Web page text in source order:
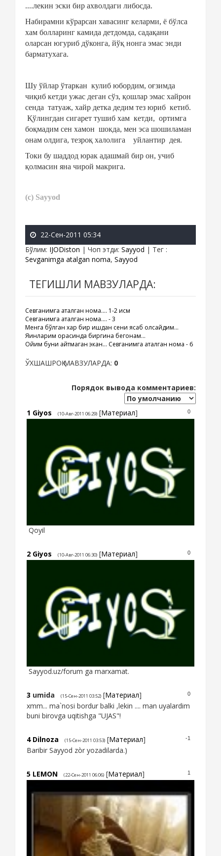
....лекин эски бир ахволдаги либосда.
Набирамни кўрарсан хавасинг келарми, ё бўлса
хам болларинг камида детдомда, садақани
оларсан югуриб дўконга, йўқ нонга эмас энди
барматухага.
Шу ўйлар ўтаркан кулиб юбордим, оғзимда
чиқиб кетди ужас деган сўз, қошлар эмас хайрон
сенда татуаж, хайр детка дедим тез юриб кетиб.
Қўлингдан сигарет тушиб хам кетди, ортимга
боқмадим сен хамон шокда, мен эса шошиламан
онам олдига, тезроқ халолига
уйлантир дея.
Токи бу шаддод юрак адашмай бир он, учиб
қолмасин яна чирой макрига.
(c) Sayyod
22-Сен-2011 05:34
Бўлим: IJODiston | Чоп этди: Sayyod | Тег :
Sevganimga atalgan noma, Sayyod
ТЕГИШЛИ МАВЗУЛАРДА:
Севганимга аталган нома.... 1-2 қисм
Севганимга аталган нома.... - 3
Менга бўлган хар бир ишқдан сени ясаб олсайдим...
Яқинларим орасинда биргина бегонам...
Ойим буни айтмаган экан... Севганимга аталган нома - 6
ЎХШАШРОҚ МАВЗУЛАРДА: 0
Порядок вывода комментариев:
0
1 Giyos (10-Авг-2011 06:29) [Материал]
Qoyil
0
2 Giyos (10-Авг-2011 06:30) [Материал]
Sayyod.uz/forum ga marxamat.
0
3 umida (15-Сен-2011 03:52) [Материал]
xmm... ma`nosi bordur balki ,lekin .... man uyalardim
buni birovga uqitishga "UJAS"!
-1
4 Dilnoza (15-Сен-2011 03:53) [Материал]
Baribir Sayyod zòr yozadilarda.)
1
5 LEMON (22-Сен-2011 06:06) [Материал]